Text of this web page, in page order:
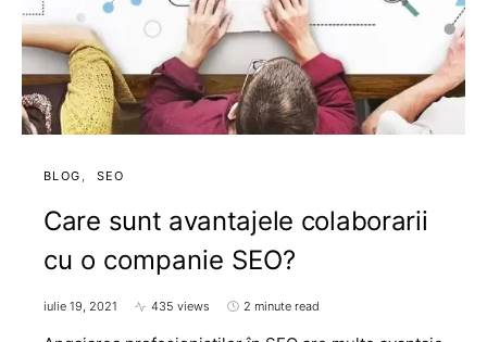
BLOG SEO
Care sunt avantajele colaborarii
cu o companie SEO?
iulie 19, 2021 435 views 2 minute read